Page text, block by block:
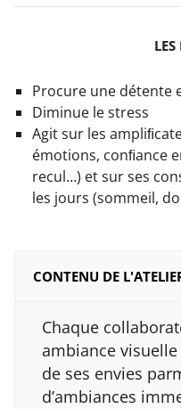
Procure une détente
Diminue le stress
Agit sur les
émotions, conﬁance
recul…) et sur ses
les jours (sommeil,
CONTENU DE
Chaque
ambiance
de ses envies
d’ambiances